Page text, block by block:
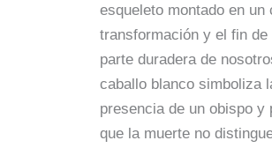
esqueleto montado en
transformación y el fin
parte duradera de
caballo blanco simboliza
presencia de un obispo
que la muerte no